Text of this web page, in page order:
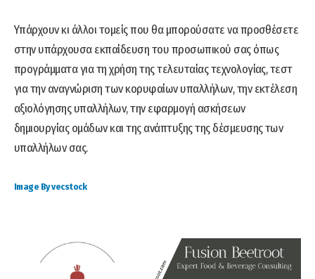
Υπάρχουν κι άλλοι τομείς που θα μπορούσατε να προσθέσετε
στην υπάρχουσα εκπαίδευση του προσωπικού σας όπως
προγράμματα για τη χρήση της τελευταίας τεχνολογίας, τεστ
για την αναγνώριση των κορυφαίων υπαλλήλων, την εκτέλεση
αξιολόγησης υπαλλήλων, την εφαρμογή ασκήσεων
δημιουργίας ομάδων και της ανάπτυξης της δέσμευσης των
υπαλλήλων σας.
Image By vecstock